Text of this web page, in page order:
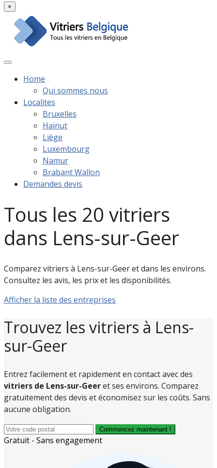
×
Home
Qui sommes nous
Localites
Bruxelles
Hainut
Liège
Luxembourg
Namur
Brabant Wallon
Demandes devis
Tous les 20 vitriers
dans Lens-sur-Geer
Comparez vitriers à Lens-sur-Geer et dans les environs.
Consultez les avis, les prix et les disponibilités.
Afficher la liste des entreprises
Trouvez les vitriers à Lens-
sur-Geer
Entrez facilement et rapidement en contact avec des
vitriers de Lens-sur-Geeret ses environs. Comparez
gratuitement des devis et économisez sur les coûts. Sans
aucune obligation.
Commencez maintenant !
Gratuit - Sans engagement